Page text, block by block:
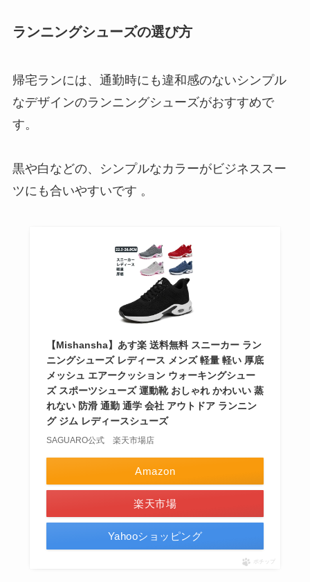
ランニングシューズの選び方
帰宅ランには、通勤時にも違和感のないシンプル
なデザインのランニングシューズがおすすめで
す。
黒や白などの、シンプルなカラーがビジネススー
ツにも合いやすいです 。
【Mishansha】あす楽 送料無料 スニーカー ラン
ニングシューズ レディース メンズ 軽量 軽い 厚底
メッシュ エアークッション ウォーキングシュー
ズ スポーツシューズ 運動靴 おしゃれ かわいい 蒸
れない 防滑 通勤 通学 会社 アウトドア ランニン
グ ジム レディースシューズ
SAGUARO公式 楽天市場店
Amazon
楽天市場
Yahooショッピング
ポチップ